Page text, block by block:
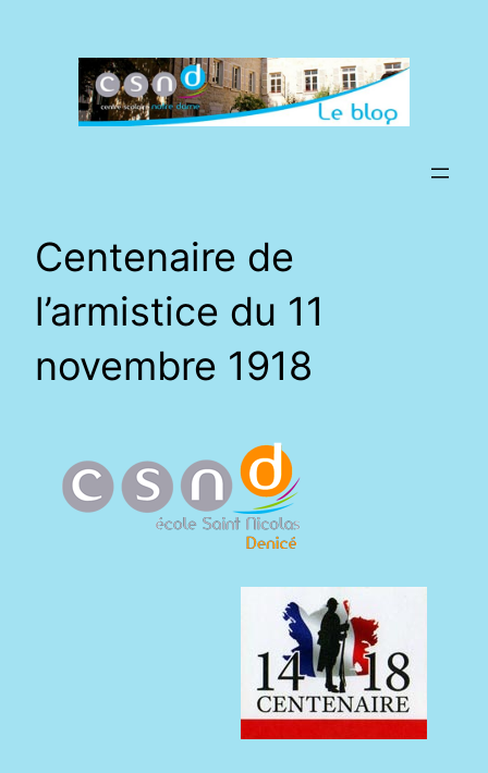
Centenaire de
l’armistice du 11
novembre 1918